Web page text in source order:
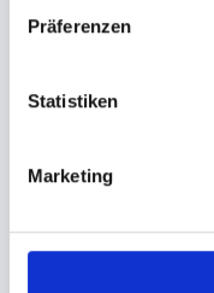
Präferenzen
Statistiken
Marketing